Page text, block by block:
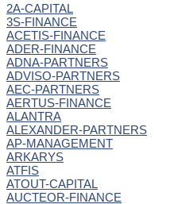
2A-CAPITAL
3S-FINANCE
ACETIS-FINANCE
ADER-FINANCE
ADNA-PARTNERS
ADVISO-PARTNERS
AEC-PARTNERS
AERTUS-FINANCE
ALANTRA
ALEXANDER-PARTNERS
AP-MANAGEMENT
ARKARYS
ATFIS
ATOUT-CAPITAL
AUCTEOR-FINANCE